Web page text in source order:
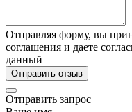
Отправляя форму, вы
соглашения и даете
данный
Отправить отзыв
Отправить запрос